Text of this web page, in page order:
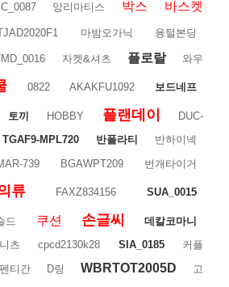
앙리마티스 박스
바스켓
마밤오가닉 융털본딩
자켓&셔츠 플로랄 와우
0822 AKAKFU1092 보드네프
토끼 HOBBY 플랜데이
DUC-
TGAF9-MPL720 반폴라티
반하이넥
739 BGAWPT209 번개타이거
류 FAXZ834156 SUA_0015
드 쿠션 손글씨
데칼코마니
니츠 cpcd2130k28 SIA_0185
커플
티간 D링 WBRTOT2005D 고